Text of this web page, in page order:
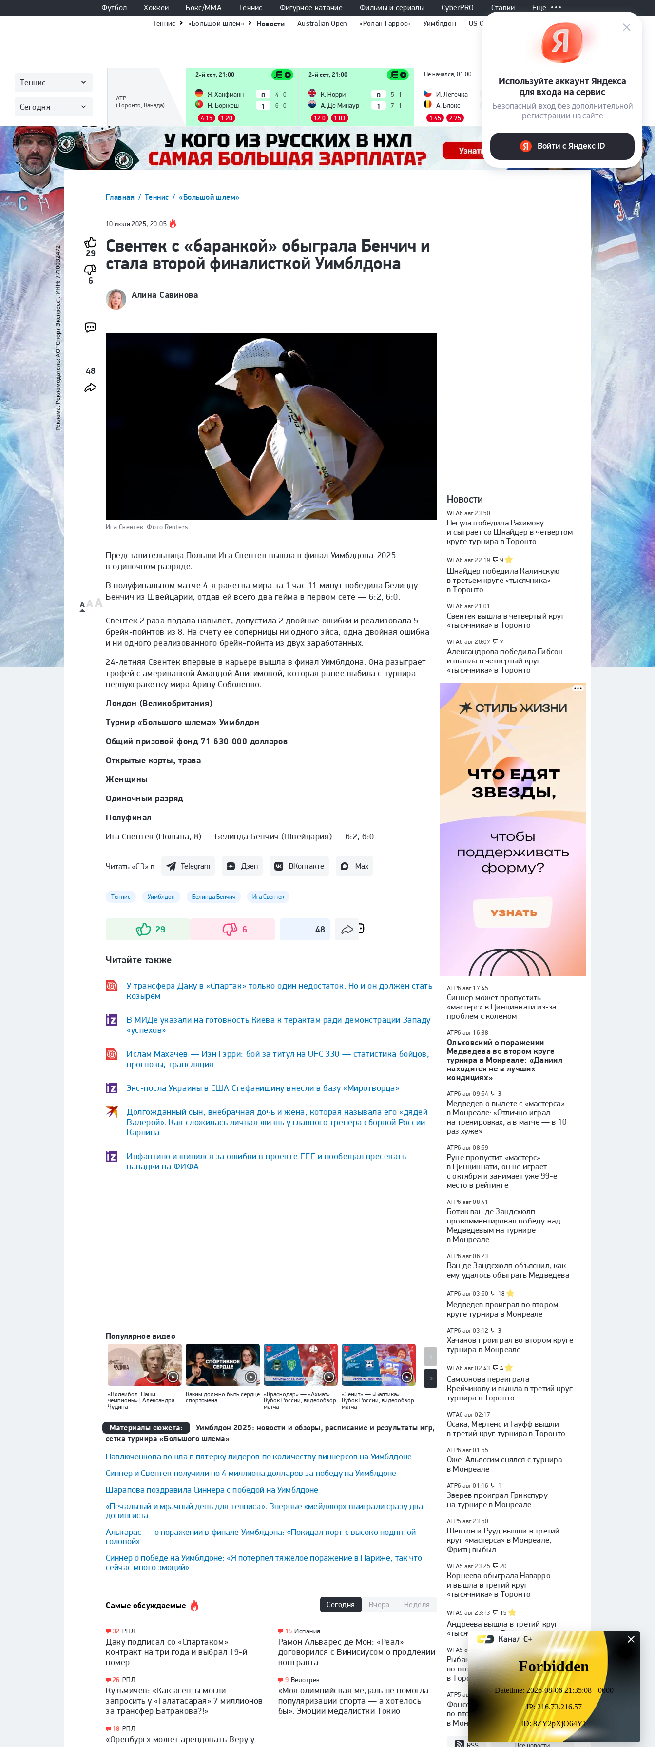
Футбол Хоккей Бокс/ММА Теннис Фигурное катание Фильмы и сериалы CyberPRO Ставки Еще
Теннис «Большой шлем» Новости Australian Open «Ролан Гаррос» Уимблдон US Open
Теннис
Сегодня
ATP
(Торонто, Канада)
2-й сет, 21:00
Я. Ханфманн
Н. Боржеш
0 4 0
1 6
0
4.15
1.20
2-й сет, 21:00
К. Норри
А. Де Минаур
0 5 1
1 7
1
12.0
1.03
Не начался, 01:00
И. Легечка
А. Блокс
1.45 2.75
Р. Ходар
Л. Музетти
-
-
1.70 2.15
Т. Дроге
Все матчи
Главная Теннис «Большой шлем»
29
6
48
10 июля 2025, 20:05
Свентек с «баранкой» обыграла Бенчич и
стала второй финалисткой Уимблдона
Алина Савинова
Ига Свентек. Фото Reuters
Представительница Польши Ига Свентек вышла в финал Уимблдона-2025
в одиночном разряде.
В полуфинальном матче 4-я ракетка мира за 1 час 11 минут победила Белинду
Бенчич из Швейцарии, отдав ей всего два гейма в первом сете — 6:2, 6:0.
Свентек 2 раза подала навылет, допустила 2 двойные ошибки и реализовала 5
брейк-пойнтов из 8. На счету ее соперницы ни одного эйса, одна двойная ошибка
и ни одного реализованного брейк-пойнта из двух заработанных.
24-летняя Свентек впервые в карьере вышла в финал Уимблдона. Она разыграет
трофей с американкой Амандой Анисимовой, которая ранее выбила с турнира
первую ракетку мира Арину Соболенко.
Лондон (Великобритания)
Турнир «Большого шлема» Уимблдон
Общий призовой фонд 71 630 000 долларов
Открытые корты, трава
Женщины
Одиночный разряд
Полуфинал
Ига Свентек (Польша, 8) — Белинда Бенчич (Швейцария) — 6:2, 6:0
Читать «СЭ» в Telegram Дзен ВКонтакте Max
Теннис Уимблдон Белинда Бенчич Ига Свентек
29 6 48
Читайте также
У трансфера Даку в «Спартак» только один недостаток. Но и он должен стать
козырем
В МИДе указали на готовность Киева к терактам ради демонстрации Западу
«успехов»
Ислам Махачев — Иэн Гэрри: бой за титул на UFC 330 — статистика бойцов,
прогнозы, трансляция
Экс-посла Украины в США Стефанишину внесли в базу «Миротворца»
Долгожданный сын, внебрачная дочь и жена, которая называла его «дядей
Валерой». Как сложилась личная жизнь у главного тренера сборной России
Карпина
Инфантино извинился за ошибки в проекте FFE и пообещал пресекать
нападки на ФИФА
Популярное видео
«Волейбол. Наши
чемпионы» | Александра
Чудина
Каким должно быть сердце
спортсмена
«Краснодар» — «Ахмат»:
Кубок России, видеообзор
матча
«Зенит» — «Балтика»:
Кубок России, видеообзор
матча
«Спартак» — «Оренбург»:
Кубок России, видеообзор
«Факел» — «Динамо»
(Москва): Кубок России,
Материалы сюжета:
Уимблдон 2025: новости и обзоры, расписание и результаты игр,
сетка турнира «Большого шлема»
Павлюченкова вошла в пятерку лидеров по количеству виннерсов на Уимблдоне
Синнер и Свентек получили по 4 миллиона долларов за победу на Уимблдоне
Шарапова поздравила Синнера с победой на Уимблдоне
«Печальный и мрачный день для тенниса». Впервые «мейджор» выиграли сразу два
допингиста
Алькарас — о поражении в финале Уимблдона: «Покидал корт с высоко поднятой
головой»
Синнер о победе на Уимблдоне: «Я потерпел тяжелое поражение в Париже, так что
сейчас много эмоций»
Самые обсуждаемые Сегодня Вчера Неделя
32 РПЛ
Даку подписал со «Спартаком»
контракт на три года и выбрал 19-й
номер
26 РПЛ
Кузьмичев: «Как агенты могли
запросить у «Галатасарая» 7 миллионов
за трансфер Батракова?!»
18 РПЛ
«Оренбург» может арендовать Веру у
15 Испания
Рамон Альварес де Мон: «Реал»
договорился с Винисиусом о продлении
контракта
9 Велотрек
«Моя олимпийская медаль не помогла
популяризации спорта — а хотелось
бы». Эмоции медалистки Токио
Новости
WTA6 авг 23:50
Пегула победила Рахимову
и сыграет со Шнайдер в четвертом
круге турнира в Торонто
WTA6 авг 22:19 9
Шнайдер победила Калинскую
в третьем круге «тысячника»
в Торонто
WTA6 авг 21:01
Свентек вышла в четвертый круг
«тысячника» в Торонто
WTA6 авг 20:07 7
Александрова победила Гибсон
и вышла в четвертый круг
«тысячника» в Торонто
ATP6 авг 17:45
Синнер может пропустить
«мастерс» в Цинциннати из-за
проблем с коленом
ATP6 авг 16:38
Ольховский о поражении
Медведева во втором круге
турнира в Монреале: «Даниил
находится не в лучших
кондициях»
ATP6 авг 09:54 3
Медведев о вылете с «мастерса»
в Монреале: «Отлично играл
на тренировках, а в матче — в 10
раз хуже»
ATP6 авг 08:59
Руне пропустит «мастерс»
в Цинциннати, он не играет
с октября и занимает уже 99-е
место в рейтинге
ATP6 авг 08:41
Ботик ван де Зандсхюлп
прокомментировал победу над
Медведевым на турнире
в Монреале
ATP6 авг 06:23
Ван де Зандсхюлп объяснил, как
ему удалось обыграть Медведева
ATP6 авг 03:50 18
Медведев проиграл во втором
круге турнира в Монреале
ATP6 авг 03:12 3
Хачанов проиграл во втором круге
турнира в Монреале
WTA6 авг 02:43 4
Самсонова переиграла
Крейчикову и вышла в третий круг
турнира в Торонто
WTA6 авг 02:17
Осака, Мертенс и Гауфф вышли
в третий круг турнира в Торонто
ATP6 авг 01:55
Оже-Альяссим снялся с турнира
в Монреале
ATP6 авг 01:16 1
Зверев проиграл Грикспуру
на турнире в Монреале
ATP5 авг 23:50
Шелтон и Рууд вышли в третий
круг «мастерса» в Монреале,
Фритц выбыл
WTA5 авг 23:25 20
Корнеева обыграла Наварро
и вышла в третий круг
«тысячника» в Торонто
WTA5 авг 23:13 15
Андреева вышла в третий круг
«тысячника» в Торонто
WTA5 авг 22:16
Рыбакина обыграла Касаткину
во втором круге «тысячника»
в Торонто
ATP5 авг 21:30
Фонсека победил Циципаса
во втором круге «мастерса»
в Монреале
RSS Все новости